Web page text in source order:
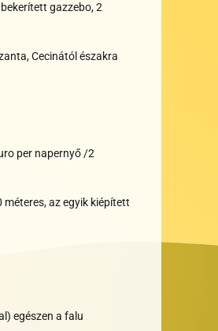
gazzebo, 2
Cecinától északra
per napernyő /2
méteres, az egyik kiépített
egészen a falu